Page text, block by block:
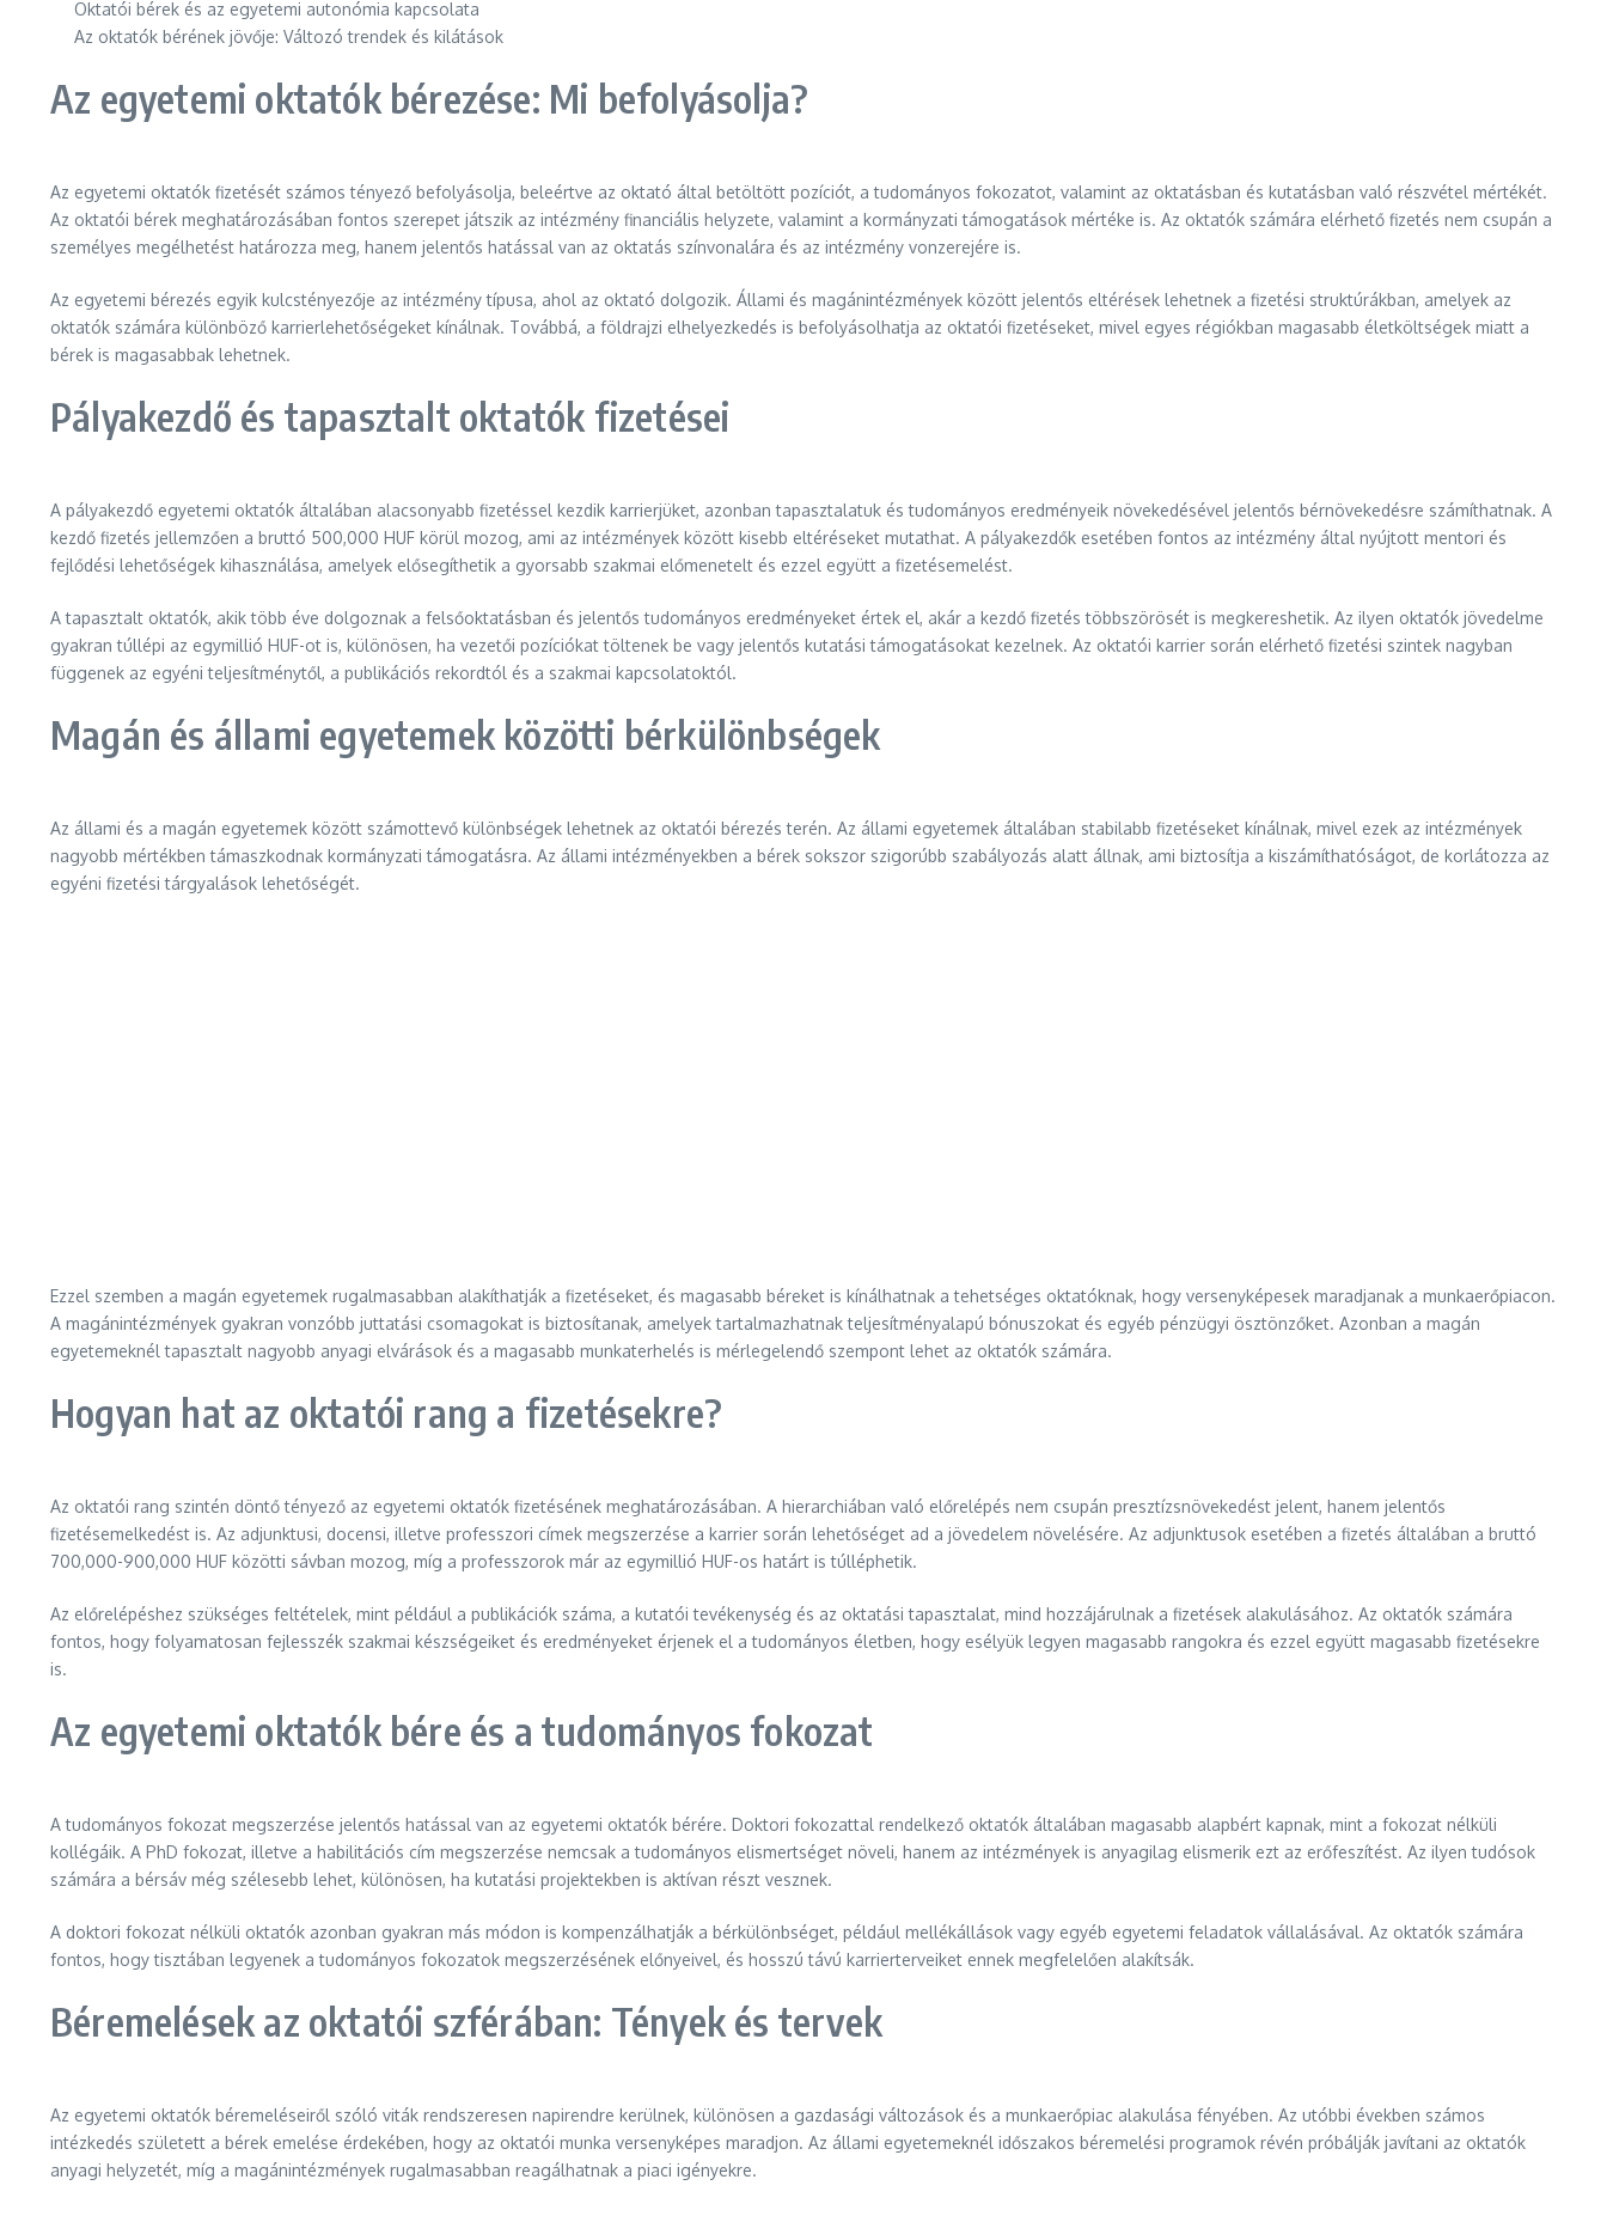
Oktatói bérek és az egyetemi autonómia kapcsolata
Az oktatók bérének jövője: Változó trendek és kilátások
Az egyetemi oktatók bérezése: Mi befolyásolja?
Az egyetemi oktatók fizetését számos tényező befolyásolja, beleértve az oktató által betöltött pozíciót, a tudományos fokozatot, valamint az oktatásban és kutatásban való részvétel mértékét.
Az oktatói bérek meghatározásában fontos szerepet játszik az intézmény financiális helyzete, valamint a kormányzati támogatások mértéke is. Az oktatók számára elérhető fizetés nem csupán a
személyes megélhetést határozza meg, hanem jelentős hatással van az oktatás színvonalára és az intézmény vonzerejére is.
Az egyetemi bérezés egyik kulcstényezője az intézmény típusa, ahol az oktató dolgozik. Állami és magánintézmények között jelentős eltérések lehetnek a fizetési struktúrákban, amelyek az
oktatók számára különböző karrierlehetőségeket kínálnak. Továbbá, a földrajzi elhelyezkedés is befolyásolhatja az oktatói fizetéseket, mivel egyes régiókban magasabb életköltségek miatt a
bérek is magasabbak lehetnek.
Pályakezdő és tapasztalt oktatók fizetései
A pályakezdő egyetemi oktatók általában alacsonyabb fizetéssel kezdik karrierjüket, azonban tapasztalatuk és tudományos eredményeik növekedésével jelentős bérnövekedésre számíthatnak. A
kezdő fizetés jellemzően a bruttó 500,000 HUF körül mozog, ami az intézmények között kisebb eltéréseket mutathat. A pályakezdők esetében fontos az intézmény által nyújtott mentori és
fejlődési lehetőségek kihasználása, amelyek elősegíthetik a gyorsabb szakmai előmenetelt és ezzel együtt a fizetésemelést.
A tapasztalt oktatók, akik több éve dolgoznak a felsőoktatásban és jelentős tudományos eredményeket értek el, akár a kezdő fizetés többszörösét is megkereshetik. Az ilyen oktatók jövedelme
gyakran túllépi az egymillió HUF-ot is, különösen, ha vezetői pozíciókat töltenek be vagy jelentős kutatási támogatásokat kezelnek. Az oktatói karrier során elérhető fizetési szintek nagyban
függenek az egyéni teljesítménytől, a publikációs rekordtól és a szakmai kapcsolatoktól.
Magán és állami egyetemek közötti bérkülönbségek
Az állami és a magán egyetemek között számottevő különbségek lehetnek az oktatói bérezés terén. Az állami egyetemek általában stabilabb fizetéseket kínálnak, mivel ezek az intézmények
nagyobb mértékben támaszkodnak kormányzati támogatásra. Az állami intézményekben a bérek sokszor szigorúbb szabályozás alatt állnak, ami biztosítja a kiszámíthatóságot, de korlátozza az
egyéni fizetési tárgyalások lehetőségét.
Ezzel szemben a magán egyetemek rugalmasabban alakíthatják a fizetéseket, és magasabb béreket is kínálhatnak a tehetséges oktatóknak, hogy versenyképesek maradjanak a munkaerőpiacon.
A magánintézmények gyakran vonzóbb juttatási csomagokat is biztosítanak, amelyek tartalmazhatnak teljesítményalapú bónuszokat és egyéb pénzügyi ösztönzőket. Azonban a magán
egyetemeknél tapasztalt nagyobb anyagi elvárások és a magasabb munkaterhelés is mérlegelendő szempont lehet az oktatók számára.
Hogyan hat az oktatói rang a fizetésekre?
Az oktatói rang szintén döntő tényező az egyetemi oktatók fizetésének meghatározásában. A hierarchiában való előrelépés nem csupán presztízsnövekedést jelent, hanem jelentős
fizetésemelkedést is. Az adjunktusi, docensi, illetve professzori címek megszerzése a karrier során lehetőséget ad a jövedelem növelésére. Az adjunktusok esetében a fizetés általában a bruttó
700,000-900,000 HUF közötti sávban mozog, míg a professzorok már az egymillió HUF-os határt is túlléphetik.
Az előrelépéshez szükséges feltételek, mint például a publikációk száma, a kutatói tevékenység és az oktatási tapasztalat, mind hozzájárulnak a fizetések alakulásához. Az oktatók számára
fontos, hogy folyamatosan fejlesszék szakmai készségeiket és eredményeket érjenek el a tudományos életben, hogy esélyük legyen magasabb rangokra és ezzel együtt magasabb fizetésekre
is.
Az egyetemi oktatók bére és a tudományos fokozat
A tudományos fokozat megszerzése jelentős hatással van az egyetemi oktatók bérére. Doktori fokozattal rendelkező oktatók általában magasabb alapbért kapnak, mint a fokozat nélküli
kollégáik. A PhD fokozat, illetve a habilitációs cím megszerzése nemcsak a tudományos elismertséget növeli, hanem az intézmények is anyagilag elismerik ezt az erőfeszítést. Az ilyen tudósok
számára a bérsáv még szélesebb lehet, különösen, ha kutatási projektekben is aktívan részt vesznek.
A doktori fokozat nélküli oktatók azonban gyakran más módon is kompenzálhatják a bérkülönbséget, például mellékállások vagy egyéb egyetemi feladatok vállalásával. Az oktatók számára
fontos, hogy tisztában legyenek a tudományos fokozatok megszerzésének előnyeivel, és hosszú távú karrierterveiket ennek megfelelően alakítsák.
Béremelések az oktatói szférában: Tények és tervek
Az egyetemi oktatók béremeléseiről szóló viták rendszeresen napirendre kerülnek, különösen a gazdasági változások és a munkaerőpiac alakulása fényében. Az utóbbi években számos
intézkedés született a bérek emelése érdekében, hogy az oktatói munka versenyképes maradjon. Az állami egyetemeknél időszakos béremelési programok révén próbálják javítani az oktatók
anyagi helyzetét, míg a magánintézmények rugalmasabban reagálhatnak a piaci igényekre.